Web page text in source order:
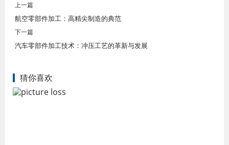
上一篇
航空零部件加工：高精尖制造的典范
下一篇
汽车零部件加工技术：冲压工艺的革新与发展
猜你喜欢